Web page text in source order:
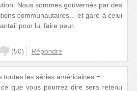
Nous sommes gouvernés par des
communautaires... et gare à celui
pour lui faire peur.
(50) Répondre
toutes les séries américaines =
que vous pourrez dire sera retenu